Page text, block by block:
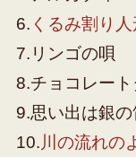
6. くるみ割り人
7.リンゴの唄
8.チョコレート
9.思い出は銀の
10.川の流れの